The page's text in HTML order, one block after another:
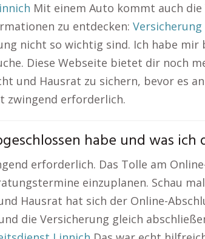
Mit einem Auto kommt auch
zu entdecken: Versicherung
nicht so wichtig sind. Ich habe
Diese Webseite bietet dir noch
und Hausrat zu sichern, bevor es
zwingend erforderlich.
habe und was
erforderlich. Das Tolle am
einzuplanen. Schau
Hausrat hat sich der Online-
die Versicherung gleich